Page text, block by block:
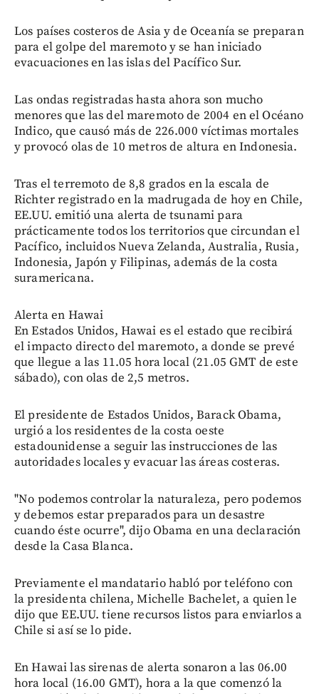
Los países costeros de Asia y de Oceanía se preparan
para el golpe del maremoto y se han iniciado
evacuaciones en las islas del Pacífico Sur.
Las ondas registradas hasta ahora son mucho
menores que las del maremoto de 2004 en el Océano
Indico, que causó más de 226.000 víctimas mortales
y provocó olas de 10 metros de altura en Indonesia.
Tras el terremoto de 8,8 grados en la escala de
Richter registrado en la madrugada de hoy en Chile,
EE.UU. emitió una alerta de tsunami para
prácticamente todos los territorios que circundan el
Pacífico, incluidos Nueva Zelanda, Australia, Rusia,
Indonesia, Japón y Filipinas, además de la costa
suramericana.
Alerta en Hawai
En Estados Unidos, Hawai es el estado que recibirá
el impacto directo del maremoto, a donde se prevé
que llegue a las 11.05 hora local (21.05 GMT de este
sábado), con olas de 2,5 metros.
El presidente de Estados Unidos, Barack Obama,
urgió a los residentes de la costa oeste
estadounidense a seguir las instrucciones de las
autoridades locales y evacuar las áreas costeras.
"No podemos controlar la naturaleza, pero podemos
y debemos estar preparados para un desastre
cuando éste ocurre", dijo Obama en una declaración
desde la Casa Blanca.
Previamente el mandatario habló por teléfono con
la presidenta chilena, Michelle Bachelet, a quien le
dijo que EE.UU. tiene recursos listos para enviarlos a
Chile si así se lo pide.
En Hawai las sirenas de alerta sonaron a las 06.00
hora local (16.00 GMT), hora a la que comenzó la